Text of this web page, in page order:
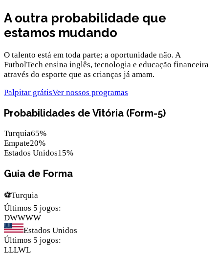
A outra probabilidade que
estamos mudando
O talento está em toda parte; a oportunidade não. A
FutbolTech ensina inglês, tecnologia e educação financeira
através do esporte que as crianças já amam.
Palpitar grátisVer nossos programas
Probabilidades de Vitória (Form-5)
Turquia65%
Empate20%
Estados Unidos15%
Guia de Forma
⚽Turquia
Últimos 5 jogos:
DWWWW
Estados Unidos
Últimos 5 jogos:
LLLWL